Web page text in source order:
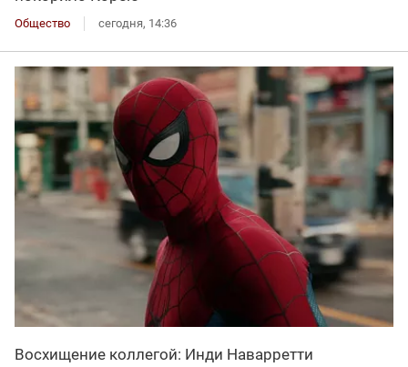
Общество сегодня, 14:36
Восхищение коллегой: Инди Наварретти